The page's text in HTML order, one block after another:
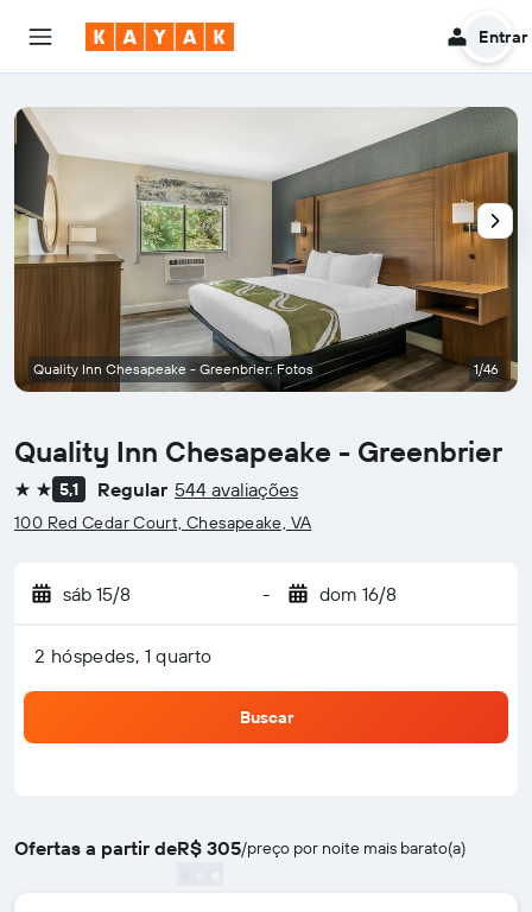
Entrar
Quality Inn Chesapeake - Greenbrier
2 estrelas
5,1 Regular 544 avaliações
100 Red Cedar Court, Chesapeake, VA
sáb 15/8 - dom 16/8
2 hóspedes, 1 quarto
Buscar
Ofertas a partir deR$ 305/preço por noite mais barato(a)
Quality Inn Chesapeake - Greenbrier: Fotos 1/46